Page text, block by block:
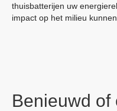
thuisbatterijen uw
impact op het milieu
Benieuwd of